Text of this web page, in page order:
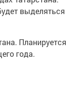
выделяться
Планируется
года.